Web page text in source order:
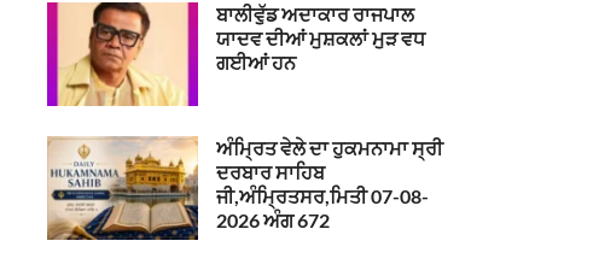
ਬਾਲੀਵੁੱਡ ਅਦਾਕਾਰ ਰਾਜਪਾਲ
ਯਾਦਵ ਦੀਆਂ ਮੁਸ਼ਕਲਾਂ ਮੁੜ ਵਧ
ਗਈਆਂ ਹਨ
ਅੰਮ੍ਰਿਤ ਵੇਲੇ ਦਾ ਹੁਕਮਨਾਮਾ ਸ੍ਰੀ
ਦਰਬਾਰ ਸਾਹਿਬ
ਜੀ,ਅੰਮ੍ਰਿਤਸਰ,ਮਿਤੀ 07-08-
2026 ਅੰਗ 672